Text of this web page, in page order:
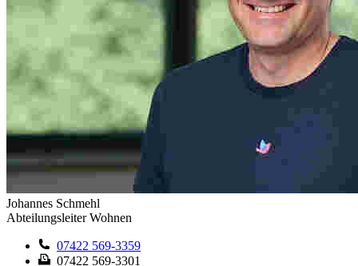
Johannes Schmehl
Abteilungsleiter Wohnen
07422 569-3359
07422 569-3301